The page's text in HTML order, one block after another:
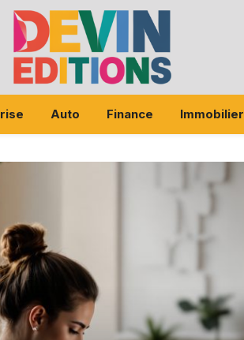
Auto Finance Immobilier